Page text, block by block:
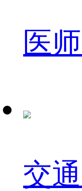
医
交